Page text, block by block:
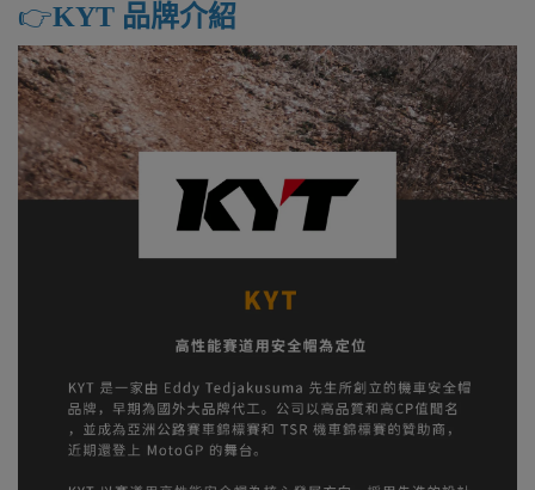
👉️KYT 品牌介紹